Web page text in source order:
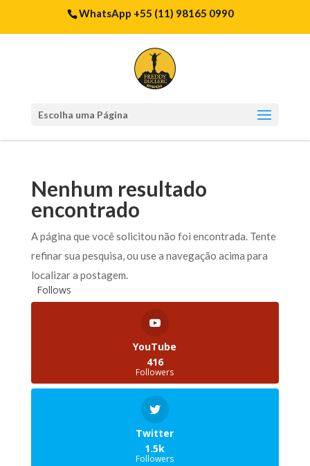
WhatsApp +55 (11) 98165 0990
Escolha uma Página
Nenhum resultado
encontrado
A página que você solicitou não foi encontrada. Tente
refinar sua pesquisa, ou use a navegação acima para
localizar a postagem.
Follows
YouTube
416
Followers
Twitter
1.5k
Followers